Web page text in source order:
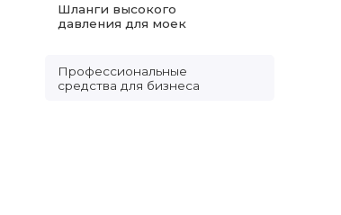
Шланги высокого
давления для моек
Профессиональные
средства для бизнеса